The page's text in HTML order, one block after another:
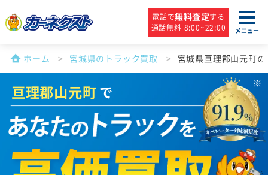
電話で無料査定する
通話無料 8:00~22:00
メニュー
ホーム 宮城県のトラック買取 宮城県亘理郡山元町
亘理郡山元町で